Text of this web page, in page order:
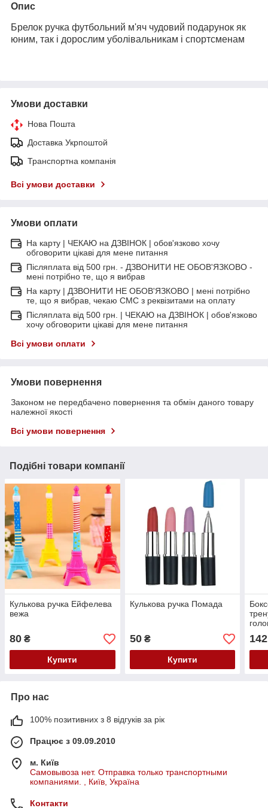
Опис
Брелок ручка футбольний м'яч чудовий подарунок як
юним, так і дорослим уболівальникам і спортсменам
Умови доставки
Нова Пошта
Доставка Укрпоштой
Транспортна компанія
Всі умови доставки
Умови оплати
На карту | ЧЕКАЮ на ДЗВІНОК | обов'язково хочу
обговорити цікаві для мене питання
Післяплата від 500 грн. - ДЗВОНИТИ НЕ ОБОВ'ЯЗКОВО -
мені потрібно те, що я вибрав
На карту | ДЗВОНИТИ НЕ ОБОВ'ЯЗКОВО | мені потрібно
те, що я вибрав, чекаю СМС з реквізитами на оплату
Післяплата від 500 грн. | ЧЕКАЮ на ДЗВІНОК | обов'язково
хочу обговорити цікаві для мене питання
Всі умови оплати
Умови повернення
Законом не передбачено повернення та обмін даного товару
належної якості
Всі умови повернення
Подібні товари компанії
Кулькова ручка Ейфелева
вежа
80 ₴
Купити
Кулькова ручка Помада
50₴
Купити
Ball
142
Про нас
100% позитивних з 8 відгуків за рік
Працює з 09.09.2010
м. Київ
Самовывоза нет. Отправка только транспортными
компаниями. , Київ, Україна
Контакти